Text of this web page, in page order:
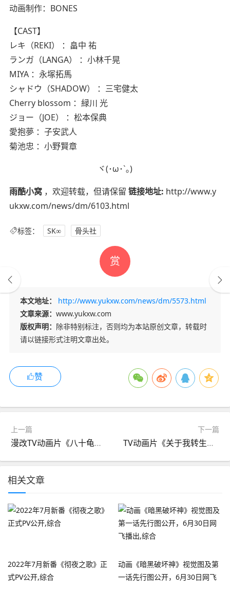
动画制作：BONES
【CAST】
レキ（REKI） ：畠中 祐
ランガ（LANGA） ：小林千晃
MIYA ：永塚拓馬
シャドウ（SHADOW） ：三宅健太
Cherry blossom ：緑川 光
ジョー（JOE） ：松本保典
愛抱夢 ：子安武人
菊池忠 ：小野賢章
ヾ(･ω･`｡)
雨酷小窝 ，欢迎转载，但请保留 链接地址: http://www.y
ukxw.com/news/dm/6103.html
标签： SK∞ 骨头社
赏
本文地址：
http://www.yukxw.com/news/dm/5573.html
文章来源： www.yukxw.com
版权声明： 除非特别标注，否则均为本站原创文章，转载时
请以链接形式注明文章出处。
赞
上一篇
漫改TV动画片《八十龟酱观察日记》第3季将于2021年1月播出,综合
下一篇
TV动画片《关于我转生变成史莱姆这档事》第二季PV2公开，2021年1月播出,综合
相关文章
2022年7月新番《彻夜之歌》正
式PV公开,综合
动画《暗黑破坏神》视觉图及第
一话先行图公开，6月30日网飞